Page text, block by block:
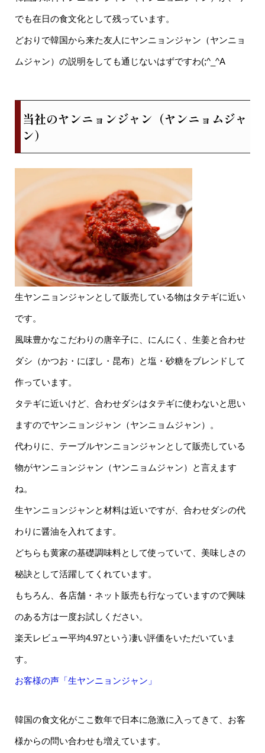
でも在日の食文化として残っています。
どおりで韓国から来た友人にヤンニョンジャン（ヤンニョ
ムジャン）の説明をしても通じないはずですわ(;^_^A
当社のヤンニョンジャン（ヤンニョムジャ
ン）
生ヤンニョンジャンとして販売している物はタテギに近い
です。
風味豊かなこだわりの唐辛子に、にんにく、生姜と合わせ
ダシ（かつお・にぼし・昆布）と塩・砂糖をブレンドして
作っています。
タテギに近いけど、合わせダシはタテギに使わないと思い
ますのでヤンニョンジャン（ヤンニョムジャン）。
代わりに、テーブルヤンニョンジャンとして販売している
物がヤンニョンジャン（ヤンニョムジャン）と言えます
ね。
生ヤンニョンジャンと材料は近いですが、合わせダシの代
わりに醤油を入れてます。
どちらも黄家の基礎調味料として使っていて、美味しさの
秘訣として活躍してくれています。
もちろん、各店舗・ネット販売も行なっていますので興味
のある方は一度お試しください。
楽天レビュー平均4.97という凄い評価をいただいていま
す。
お客様の声「生ヤンニョンジャン」
韓国の食文化がここ数年で日本に急激に入ってきて、お客
様からの問い合わせも増えています。